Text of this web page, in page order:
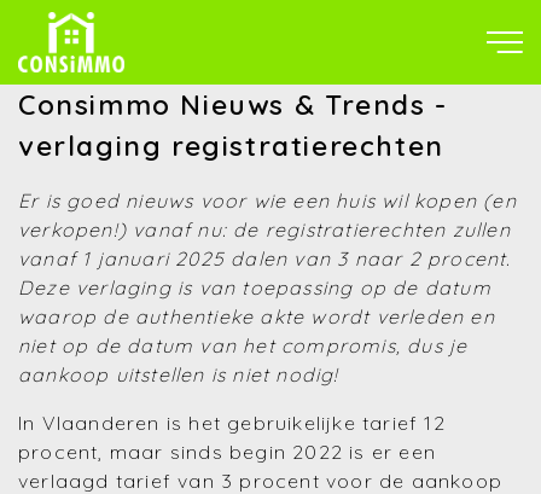
Consimmo Nieuws & Trends -
verlaging registratierechten
Er is goed nieuws voor wie een huis wil kopen (en
verkopen!) vanaf nu: de registratierechten zullen
vanaf 1 januari 2025 dalen van 3 naar 2 procent.
Deze verlaging is van toepassing op de datum
waarop de authentieke akte wordt verleden en
niet op de datum van het compromis, dus je
aankoop uitstellen is niet nodig!
In Vlaanderen is het gebruikelijke tarief 12
procent, maar sinds begin 2022 is er een
verlaagd tarief van 3 procent voor de aankoop